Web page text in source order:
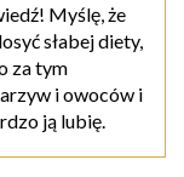
Myślę, że
słabej diety,
za tym
i owoców i
ją lubię.